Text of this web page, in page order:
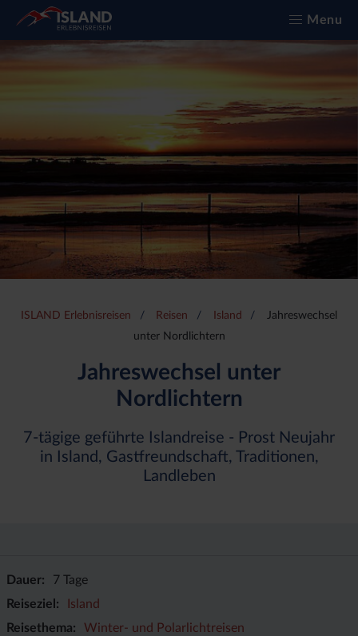
Menu
ISLAND Erlebnisreisen Reisen Island
Jahreswechsel
unter Nordlichtern
Jahreswechsel unter
Nordlichtern
7-tägige geführte Islandreise - Prost Neujahr
in Island, Gastfreundschaft, Traditionen,
Landleben
Dauer
7 Tage
Reiseziel
Island
Reisethema
Winter- und Polarlichtreisen